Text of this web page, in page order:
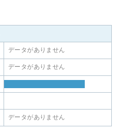
データがありません
データがありません
データがありません